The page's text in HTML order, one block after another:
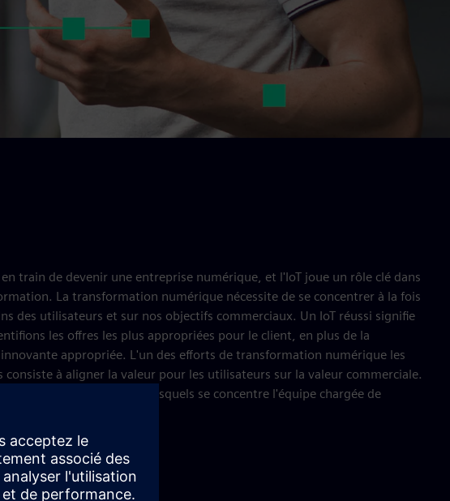
en train de devenir une entreprise numérique, et l'IoT joue un rôle clé dans
La transformation numérique nécessite de se concentrer à la fois
des utilisateurs et sur nos objectifs commerciaux. Un IoT réussi signifie
les offres les plus appropriées pour le client, en plus de la
appropriée. L'un des efforts de transformation numérique les
consiste à aligner la valeur pour les utilisateurs sur la valeur commerciale.
principaux domaines sur lesquels se concentre l'équipe chargée de